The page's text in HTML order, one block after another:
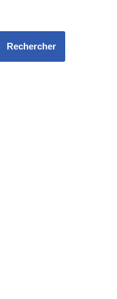
Rechercher